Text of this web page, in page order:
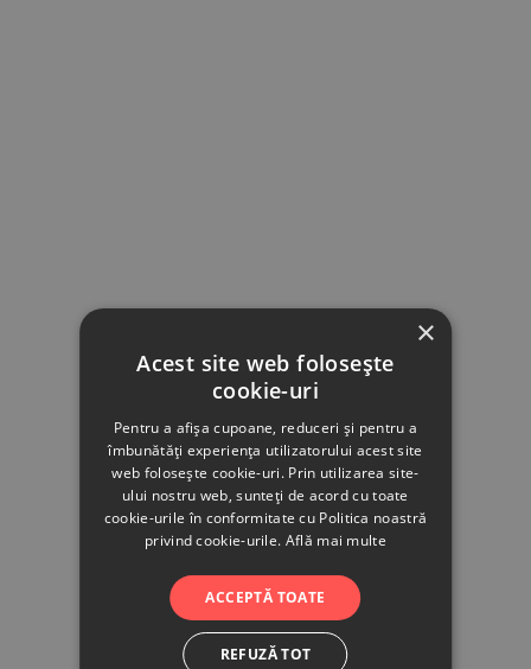
500
×
Acest site web folosește
cookie-uri
Pentru a afișa cupoane, reduceri și pentru a
îmbunătăți experiența utilizatorului acest site
web folosește cookie-uri. Prin utilizarea site-
ului nostru web, sunteți de acord cu toate
cookie-urile în conformitate cu Politica noastră
privind cookie-urile. Află mai multe
ACCEPTĂ TOATE
REFUZĂ TOT